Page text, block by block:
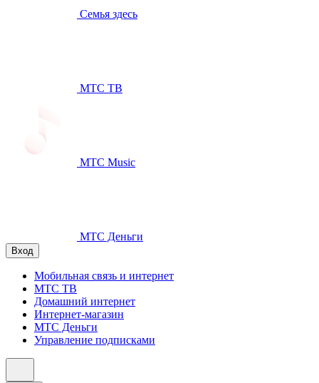
Семья здесь
МТС ТВ
МТС Music
МТС Деньги
Вход
Мобильная связь и интернет
МТС ТВ
Домашний интернет
Интернет-магазин
МТС Деньги
Управление подписками